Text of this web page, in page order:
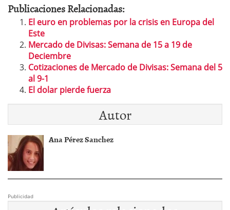
Publicaciones Relacionadas:
El euro en problemas por la crisis en Europa del
Este
Mercado de Divisas: Semana de 15 a 19 de
Deciembre
Cotizaciones de Mercado de Divisas: Semana del 5
al 9-1
El dolar pierde fuerza
Autor
Ana Pérez Sanchez
Publicidad